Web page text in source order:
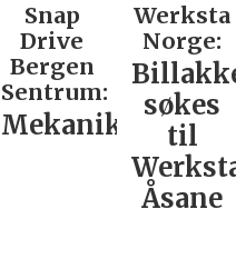
Snap
Drive
Bergen
Sentrum:
Mekaniker
Werksta
Norge:
søkes
til
Åsane